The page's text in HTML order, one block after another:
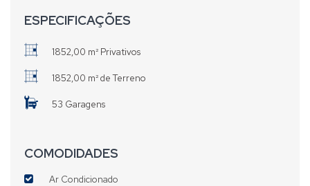
ESPECIFICAÇÕES
1852,00 m² Privativos
1852,00 m² de Terreno
53 Garagens
COMODIDADES
Ar Condicionado